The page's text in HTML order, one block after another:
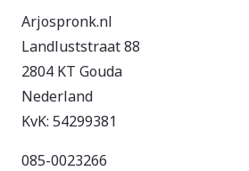
Arjospronk.nl
Landluststraat 88
2804 KT Gouda
Nederland
KvK: 54299381
085-0023266